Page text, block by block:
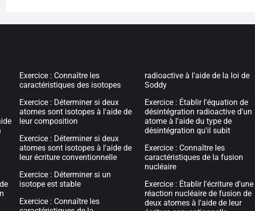
Exercice : Connaître les
caractéristiques des isotopes
Exercice : Déterminer si deux
atomes sont isotopes à l'aide de
leur composition
Exercice : Déterminer si deux
atomes sont isotopes à l'aide de
leur écriture conventionnelle
Exercice : Déterminer si un
isotope est stable
Exercice : Connaître les
radioactive à l'aide de la loi de
Soddy
Exercice : Établir l'équation de
désintégration radioactive d'un
atome à l'aide du type de
désintégration qu'il subit
Exercice : Connaître les
caractéristiques de la fusion
nucléaire
Exercice : Établir l'écriture d'une
réaction nucléaire de fusion de
deux atomes à l'aide de leur